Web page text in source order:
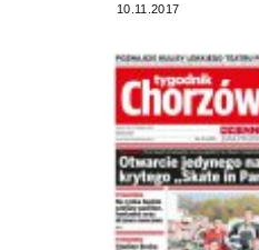
10.11.2017